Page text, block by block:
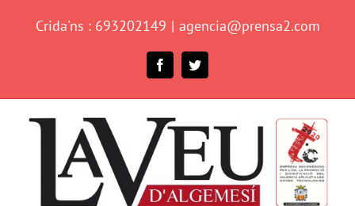
Crida'ns : 693202149 | agencia@prensa2.com
FacebookTwitter